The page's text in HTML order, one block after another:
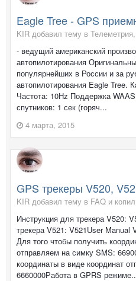
Eagle Tree - GPS
KIR добавил тему в
- ведущий американский
автопилотирования
популярнейших в России и за
автопилотирования Eagle
Частота: 10Hz Поддержка
спутников: 1 сек (горяч...
4 марта, 2015
GPS трекеры V520,
KIR добавил тему в FAQ и
Инструкция для трекера V520:
трекера V521: V521User
Для того чтобы получить
отправляем на симку SMS:
координаты в виде координат
6660000Работа в GPRS